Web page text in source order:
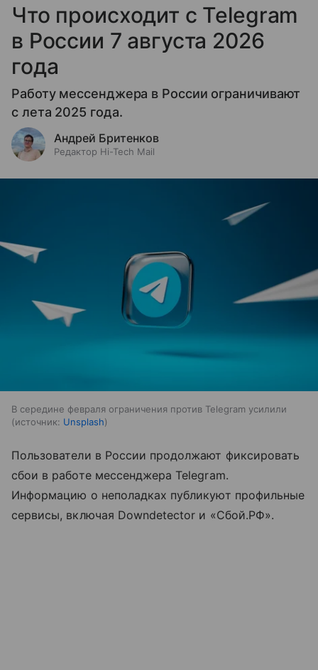
Что происходит с Telegram
в России 7 августа 2026
года
Работу мессенджера в России ограничивают
с лета 2025 года.
Андрей Бритенков
Редактор Hi-Tech Mail
В середине февраля ограничения против Telegram усилили
источник: Unsplash
Пользователи в России продолжают фиксировать
сбои в работе мессенджера Telegram.
Информацию о неполадках публикуют профильные
сервисы, включая Downdetector и «Сбой.РФ».